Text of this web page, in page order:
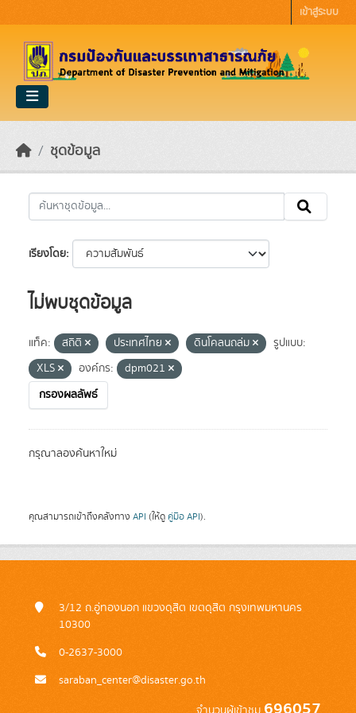
เข้าสู่ระบบ
ชุดข้อมูล
เรียงโดย
ไม่พบชุดข้อมูล
แท็ค: สถิติ ประเทศไทย ดินโคลนถล่ม
รูปแบบ:
XLS
องค์กร:
dpm021
กรองผลลัพธ์
กรุณาลองค้นหาใหม่
คุณสามารถเข้าถึงคลังทาง API (ให้ดู คู่มือ API).
3/12 ถ.อู่ทองนอก แขวงดุสิต เขตดุสิต กรุงเทพมหานคร
10300
0-2637-3000
saraban_center@disaster.go.th